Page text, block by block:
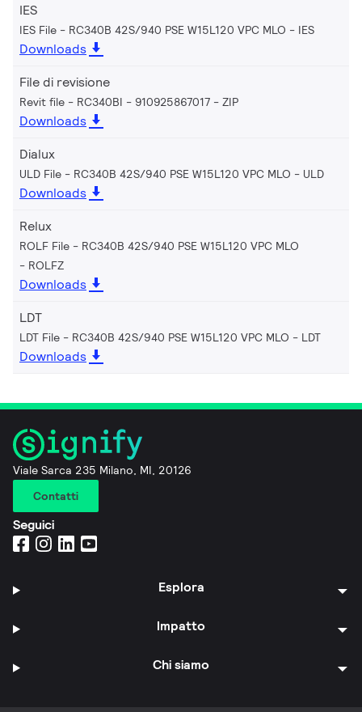
IES
IES File - RC340B 42S/940 PSE W15L120 VPC MLO IES
Downloads
File di revisione
Revit file - RC340BI - 910925867017 ZIP
Downloads
Dialux
ULD File - RC340B 42S/940 PSE W15L120 VPC MLO ULD
Downloads
Relux
ROLF File - RC340B 42S/940 PSE W15L120 VPC MLO
ROLFZ
Downloads
LDT
LDT File - RC340B 42S/940 PSE W15L120 VPC MLO LDT
Downloads
Viale Sarca 235 Milano, MI, 20126
Contatti
Seguici
Esplora
Impatto
Chi siamo